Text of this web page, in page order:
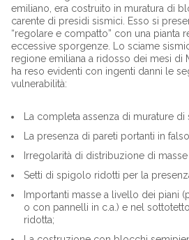
emiliano, era costruito in muratura di
carente di presidi sismici. Esso si
“regolare e compatto” con una pianta
eccessive sporgenze. Lo sciame
regione emiliana a ridosso dei mesi di
ha reso evidenti con ingenti danni le
vulnerabilità:
La completa assenza di murature di
La presenza di pareti portanti in
Irregolarità di distribuzione di
Setti di spigolo ridotti per la
Importanti masse a livello dei piani
o con pannelli in c.a.) e nel
ridotta;